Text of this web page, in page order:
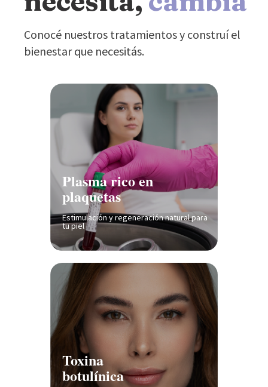
Conocé nuestros tratamientos y construí el
bienestar que necesitás.
Plasma rico en
plaquetas
Estimulación y regeneración natural para
tu piel
Toxina
botulínica